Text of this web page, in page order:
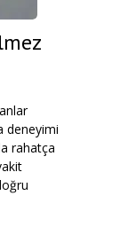
deneyimi
rahatça